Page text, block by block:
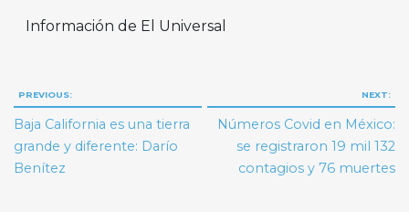
Información de El Universal
Navegación
de
entradas
PREVIOUS:
Baja California es una tierra
grande y diferente: Darío
Benítez
NEXT:
Números Covid en México:
se registraron 19 mil 132
contagios y 76 muertes